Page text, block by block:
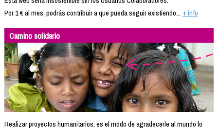
Por 1 € al mes, podrás contribuir a que pueda seguir existiendo... + info
Camino solidario
Realizar proyectos humanitarios, es el modo de agradecerle al mundo lo